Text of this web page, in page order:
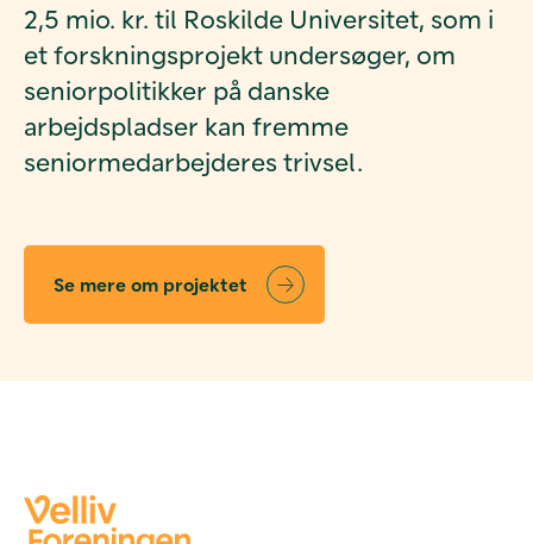
2,5 mio. kr. til Roskilde Universitet, som i
et forskningsprojekt undersøger, om
seniorpolitikker på danske
arbejdspladser kan fremme
seniormedarbejderes trivsel.
Se mere om projektet